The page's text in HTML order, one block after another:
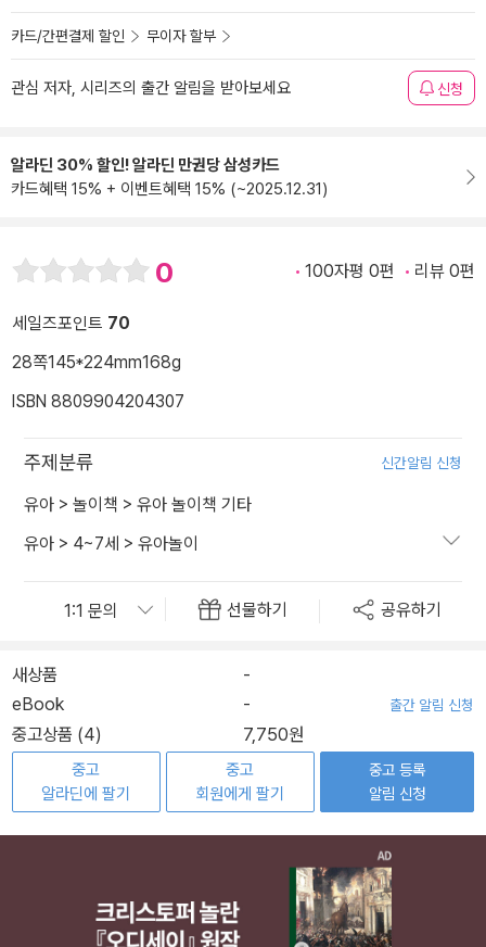
카드/간편결제 할인 무이자 할부
관심 저자, 시리즈의 출간 알림을 받아보세요 신청
알라딘 30% 할인! 알라딘 만권당 삼성카드
카드혜택 15% + 이벤트혜택 15% (~2025.12.31)
0 100자평 0편 리뷰 0편
세일즈포인트 70
28쪽145*224mm168g
ISBN 8809904204307
주제분류 신간알림 신청
유아 > 놀이책 > 유아 놀이책 기타
유아 > 4~7세 > 유아놀이
선물하기 공유하기
새상품
-
eBook
- 출간 알림 신청
중고상품 (4) 7,750원
중고
알라딘에 팔기
중고
회원에게 팔기
중고 등록
알림 신청